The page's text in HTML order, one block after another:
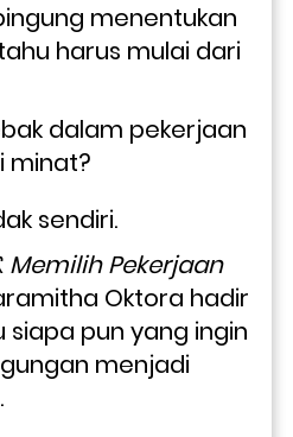
menentukan
harus mulai dari
dalam pekerjaan
minat?
sendiri.
Memilih Pekerjaan
Oktora hadir
pun yang ingin
menjadi